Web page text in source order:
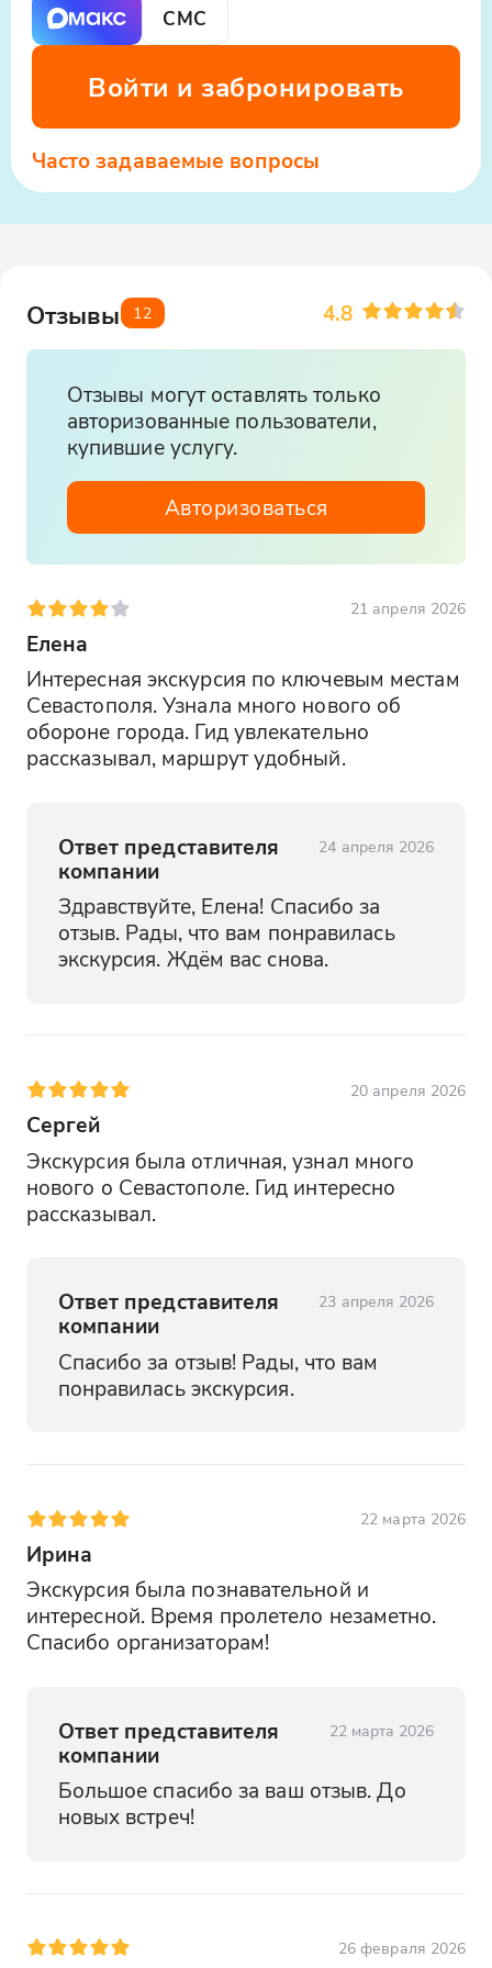
СМС
Войти и забронировать
Часто задаваемые вопросы
Отзывы 12 4.8
Отзывы могут оставлять только
авторизованные пользователи,
купившие услугу.
Авторизоваться
21 апреля 2026
Елена
Интересная экскурсия по ключевым местам
Севастополя. Узнала много нового об
обороне города. Гид увлекательно
рассказывал, маршрут удобный.
Ответ представителя
компании
24 апреля 2026
Здравствуйте, Елена! Спасибо за
отзыв. Рады, что вам понравилась
экскурсия. Ждём вас снова.
20 апреля 2026
Сергей
Экскурсия была отличная, узнал много
нового о Севастополе. Гид интересно
рассказывал.
Ответ представителя
компании
23 апреля 2026
Спасибо за отзыв! Рады, что вам
понравилась экскурсия.
22 марта 2026
Ирина
Экскурсия была познавательной и
интересной. Время пролетело незаметно.
Спасибо организаторам!
Ответ представителя
компании
22 марта 2026
Большое спасибо за ваш отзыв. До
новых встреч!
26 февраля 2026